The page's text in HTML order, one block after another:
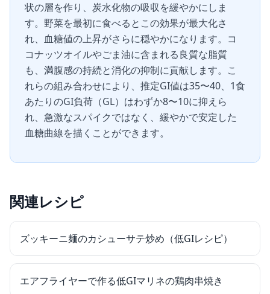
状の層を作り、炭水化物の吸収を緩やかにしま
す。野菜を最初に食べるとこの効果が最大化さ
れ、血糖値の上昇がさらに穏やかになります。コ
コナッツオイルやごま油に含まれる良質な脂質
も、満腹感の持続と消化の抑制に貢献します。こ
れらの組み合わせにより、推定GI値は35〜40、1食
あたりのGI負荷（GL）はわずか8〜10に抑えら
れ、急激なスパイクではなく、緩やかで安定した
血糖曲線を描くことができます。
関連レシピ
ズッキーニ麺のカシューサテ炒め（低GIレシピ）
エアフライヤーで作る低GIマリネの鶏肉串焼き